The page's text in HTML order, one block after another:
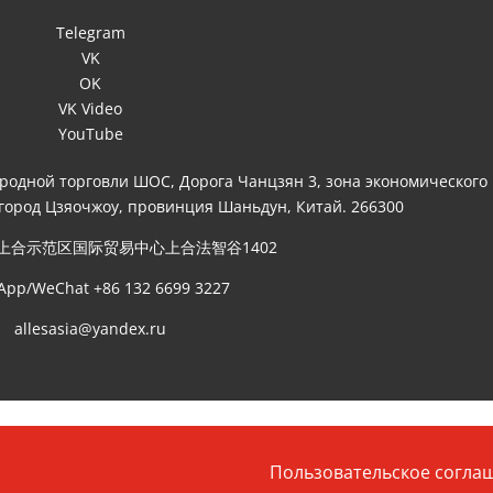
Telegram
VK
OK
VK Video
YouTube
торговли ШОС, Дорога Чанцзян 3, зона экономического
Цзяочжоу, провинция Шаньдун, Китай. 266300
合示范区国际贸易中心上合法智谷1402
WeChat +86 132 6699 3227
allesasia@yandex.ru
Пользовательское